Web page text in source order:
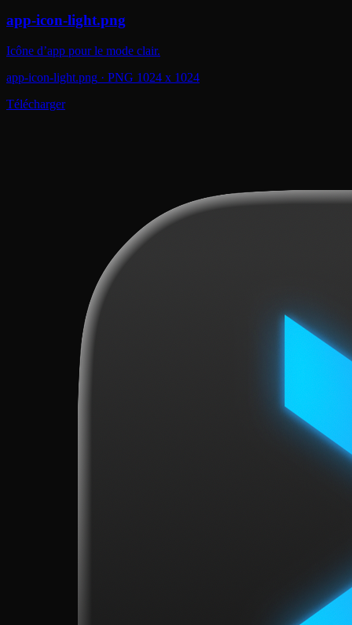
app-icon-light.png
Icône d’app pour le mode clair.
app-icon-light.png · PNG 1024 x 1024
Télécharger